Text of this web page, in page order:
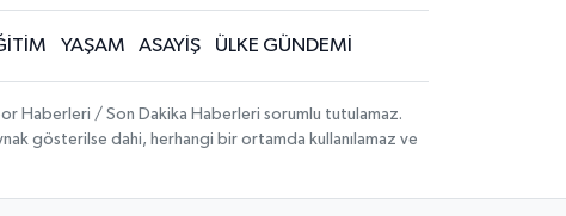
YAŞAM ASAYİŞ ÜLKE GÜNDEMİ
Haberleri / Son Dakika Haberleri sorumlu tutulamaz.
gösterilse dahi, herhangi bir ortamda kullanılamaz ve